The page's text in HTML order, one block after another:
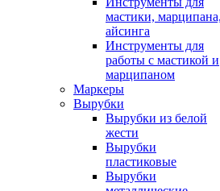
мастики, марципана,
айсинга
Инструменты для
работы с мастикой и
марципаном
Маркеры
Вырубки
Вырубки из белой
жести
Вырубки
пластиковые
Вырубки